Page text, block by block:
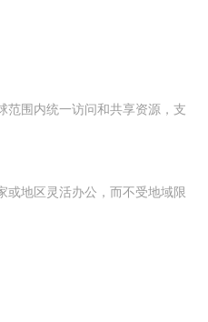
范围内统一访问和共享资源，支
或地区灵活办公，而不受地域限